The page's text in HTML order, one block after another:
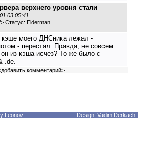
верхнего уровня стали
05:41
Статус: Elderman
кэше моего ДНСника лежал -
- перестал. Правда, не совсем
из кэша исчез? То же было с
.de.
добавить комментарий>
Leonov Design: Vadim Derkach